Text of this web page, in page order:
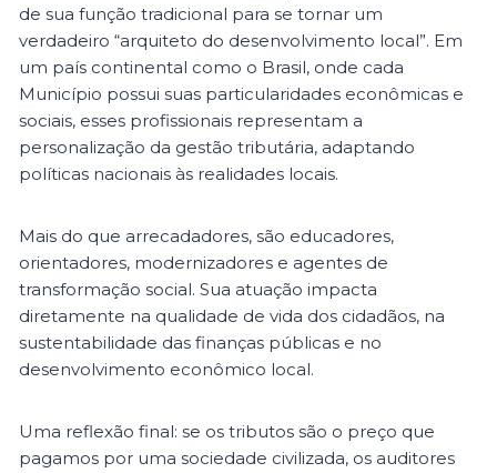
de sua função tradicional para se tornar um
verdadeiro “arquiteto do desenvolvimento local”. Em
um país continental como o Brasil, onde cada
Município possui suas particularidades econômicas e
sociais, esses profissionais representam a
personalização da gestão tributária, adaptando
políticas nacionais às realidades locais.
Mais do que arrecadadores, são educadores,
orientadores, modernizadores e agentes de
transformação social. Sua atuação impacta
diretamente na qualidade de vida dos cidadãos, na
sustentabilidade das finanças públicas e no
desenvolvimento econômico local.
Uma reflexão final: se os tributos são o preço que
pagamos por uma sociedade civilizada, os auditores